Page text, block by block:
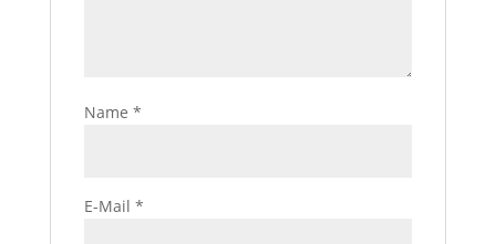
Name *
E-Mail *